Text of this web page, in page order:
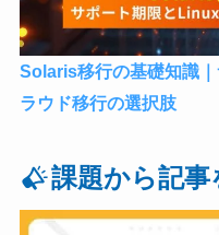
Solaris移行の基礎知識
ラウド移行の選択肢
課題から記事